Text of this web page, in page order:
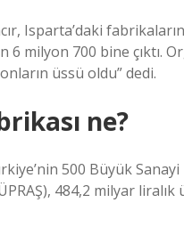
Isparta’daki
6 milyon 700 bine çıktı.
üssü oldu” dedi.
ne?
500 Büyük
484,2 milyar